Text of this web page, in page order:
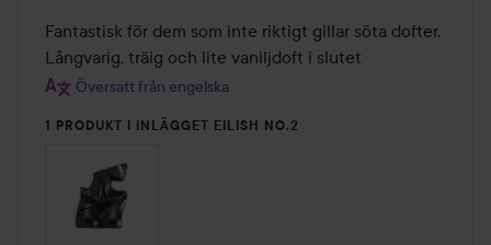
av
5
Fantastisk för dem som inte riktigt gillar söta dofter.
Långvarig, träig och lite vaniljdoft i slutet
Översatt från engelska
1 PRODUKT I INLÄGGET EILISH NO.2